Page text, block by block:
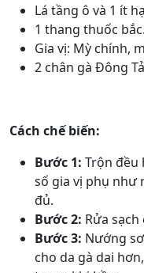
Lá tầng ô và 1 ít
1 thang thuốc bắc.
Gia vị: Mỳ chính,
2 chân gà Đông
Cách chế biến:
Bước 1: Trộn đều
số gia vị phụ như
đủ.
Bước 2: Rửa
Bước 3: Nướng
cho da gà dai